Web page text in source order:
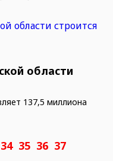
области
137,5 миллиона
34 35 36 37